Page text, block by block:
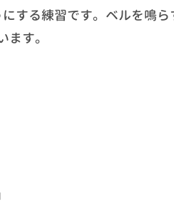
する練習です。ベルを鳴
す。